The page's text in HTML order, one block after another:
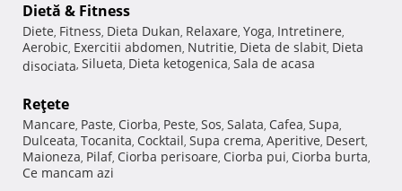
Dietă & Fitness
Diete, Fitness, Dieta Dukan, Relaxare, Yoga, Intretinere,
Aerobic, Exercitii abdomen, Nutritie, Dieta de slabit, Dieta
disociata, Silueta, Dieta ketogenica, Sala de acasa
Reţete
Mancare, Paste, Ciorba, Peste, Sos, Salata, Cafea, Supa,
Dulceata, Tocanita, Cocktail, Supa crema, Aperitive, Desert,
Maioneza, Pilaf, Ciorba perisoare, Ciorba pui, Ciorba burta,
Ce mancam azi